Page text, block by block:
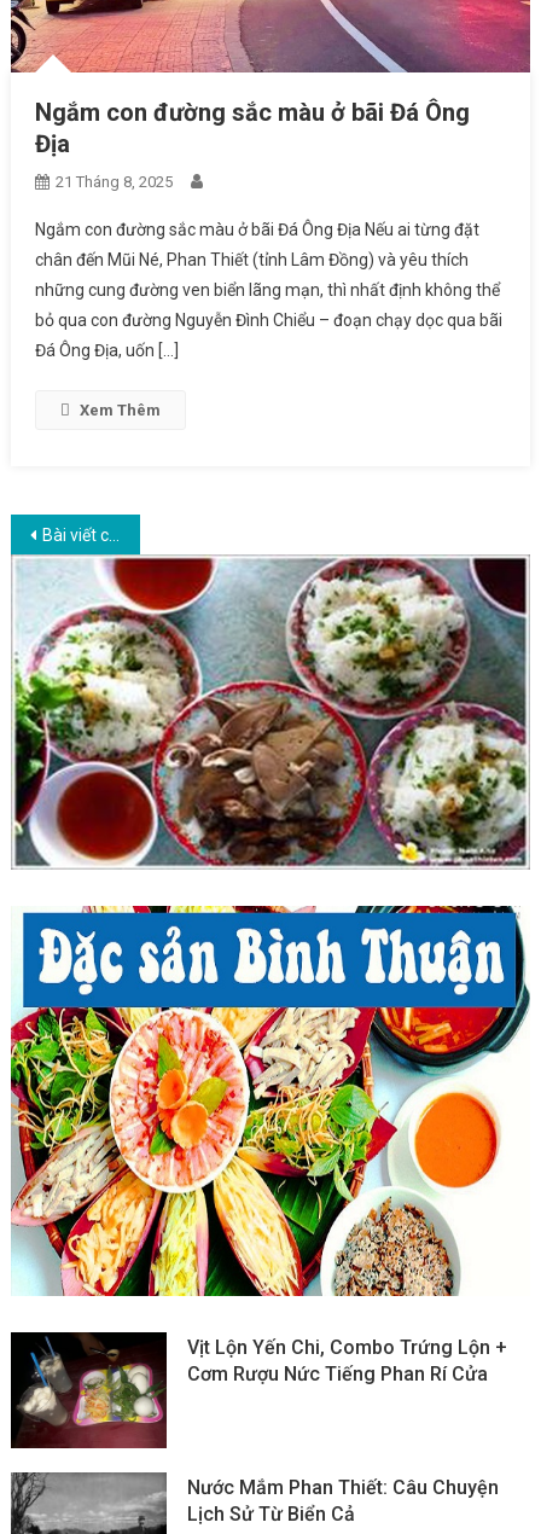
Ngắm con đường sắc màu ở bãi Đá Ông
Địa
21 Tháng 8, 2025
Ngắm con đường sắc màu ở bãi Đá Ông Địa Nếu ai từng đặt
chân đến Mũi Né, Phan Thiết (tỉnh Lâm Đồng) và yêu thích
những cung đường ven biển lãng mạn, thì nhất định không thể
bỏ qua con đường Nguyễn Đình Chiểu – đoạn chạy dọc qua bãi
Đá Ông Địa, uốn […]
Xem Thêm
Điều hướng bài viết
Bài viết cũ hơn
Vịt Lộn Yến Chi, Combo Trứng Lộn +
Cơm Rượu Nức Tiếng Phan Rí Cửa
Nước Mắm Phan Thiết: Câu Chuyện
Lịch Sử Từ Biển Cả